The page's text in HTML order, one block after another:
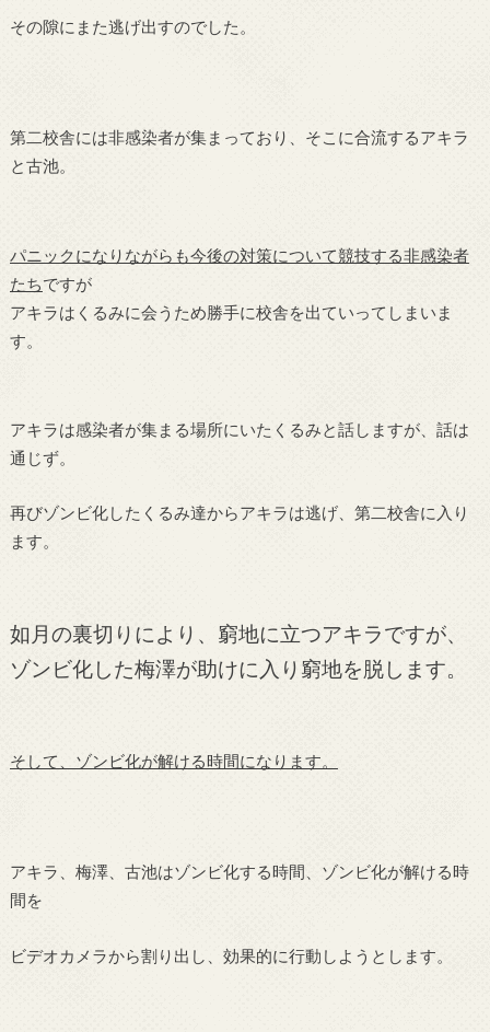
その隙にまた逃げ出すのでした。
第二校舎には非感染者が集まっており、そこに合流するアキラ
と古池。
パニックになりながらも今後の対策について競技する非感染者
たちですが
アキラはくるみに会うため勝手に校舎を出ていってしまいま
す。
アキラは感染者が集まる場所にいたくるみと話しますが、話は
通じず。
再びゾンビ化したくるみ達からアキラは逃げ、第二校舎に入り
ます。
如月の裏切りにより、窮地に立つアキラですが、
ゾンビ化した梅澤が助けに入り窮地を脱します。
そして、ゾンビ化が解ける時間になります。
アキラ、梅澤、古池はゾンビ化する時間、ゾンビ化が解ける時
間を
ビデオカメラから割り出し、効果的に行動しようとします。